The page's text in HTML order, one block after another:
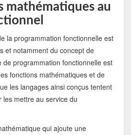
mathématiques au
la programmation fonctionnelle est
et notamment du concept de
programmation fonctionnelle est
fonctions mathématiques et de
les langages ainsi conçus tentent
les mettre au service du
qui ajoute une